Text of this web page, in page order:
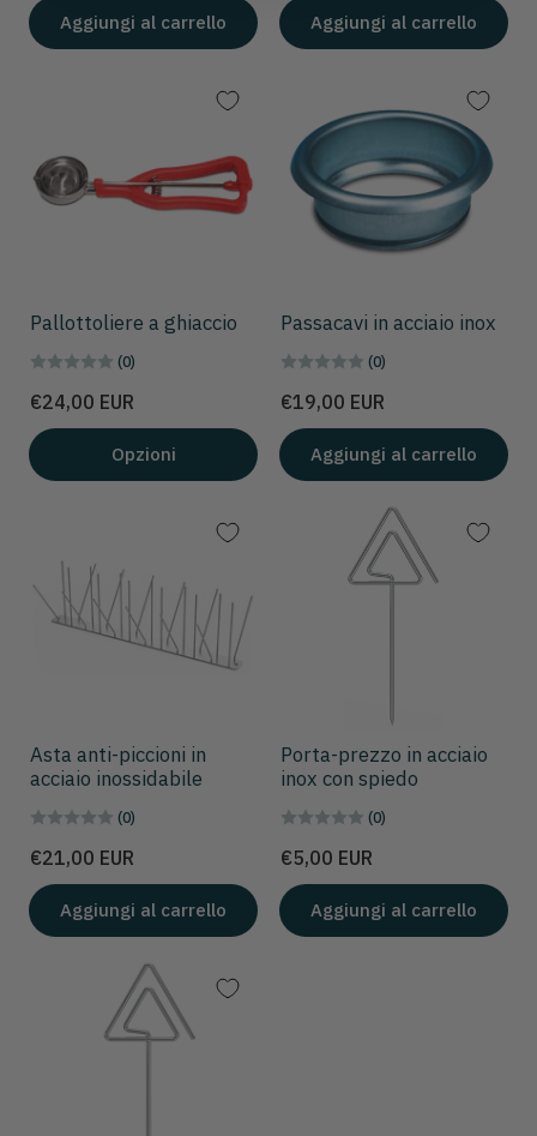
Aggiungi al carrello Aggiungi al carrello
Pallottoliere a ghiaccio
(0)
Prezzo
€24,00 EUR
Opzioni
Passacavi in acciaio inox
(0)
Prezzo
€19,00 EUR
Aggiungi al carrello
Asta anti-piccioni in
acciaio inossidabile
(0)
Prezzo
€21,00 EUR
Aggiungi al carrello
Porta-prezzo in acciaio
inox con spiedo
(0)
Prezzo
€5,00 EUR
Aggiungi al carrello